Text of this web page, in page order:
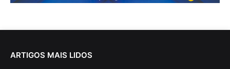
ARTIGOS MAIS LIDOS